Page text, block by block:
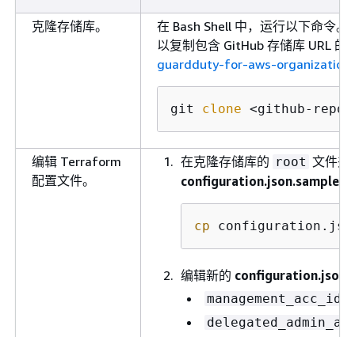
克隆存储库。
在 Bash Shell 中，运行以下命令。
以复制包含 GitHub 存储库 URL
guardduty-for-aws-
git clone <github-
编辑 Terraform
配置文件。
在克隆存储库的 root 文件夹
configuration.json.sample
cp
编辑新的 configuration.json
management_acc_id